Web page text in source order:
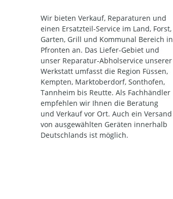
Wir bieten Verkauf, Reparaturen und
einen Ersatzteil-Service im Land, Forst,
Garten, Grill und Kommunal Bereich in
Pfronten an. Das Liefer-Gebiet und
unser Reparatur-Abholservice unserer
Werkstatt umfasst die Region Füssen,
Kempten, Marktoberdorf, Sonthofen,
Tannheim bis Reutte. Als Fachhändler
empfehlen wir Ihnen die Beratung
und Verkauf vor Ort. Auch ein Versand
von ausgewählten Geräten innerhalb
Deutschlands ist möglich.